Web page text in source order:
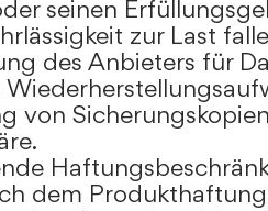
seinen
zur Last
des Anbieters für
von
dem